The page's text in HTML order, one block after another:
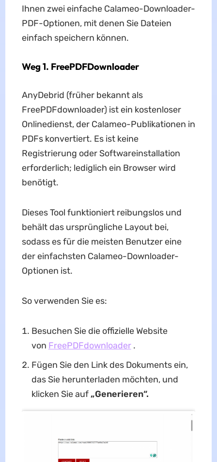
Ihnen zwei einfache Calameo-Downloader-
PDF-Optionen, mit denen Sie Dateien
einfach speichern können.
Weg 1. FreePDFDownloader
AnyDebrid (früher bekannt als
FreePDFdownloader) ist ein kostenloser
Onlinedienst, der Calameo-Publikationen in
PDFs konvertiert. Es ist keine
Registrierung oder Softwareinstallation
erforderlich; lediglich ein Browser wird
benötigt.
Dieses Tool funktioniert reibungslos und
behält das ursprüngliche Layout bei,
sodass es für die meisten Benutzer eine
der einfachsten Calameo-Downloader-
Optionen ist.
So verwenden Sie es:
Besuchen Sie die offizielle Website
von FreePDFdownloader.
Fügen Sie den Link des Dokuments ein,
das Sie herunterladen möchten, und
klicken Sie auf „Generieren“.